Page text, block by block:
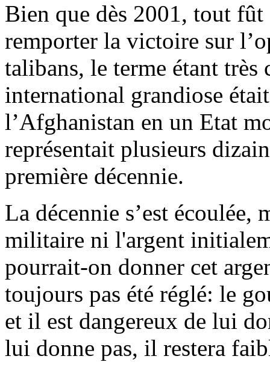
Bien que dès 2001, tout
remporter la victoire sur
talibans, le terme étant
international grandiose
l’Afghanistan en un Etat
représentait plusieurs
première décennie.
La décennie s’est écoulée,
militaire ni l'argent
pourrait-on donner cet
toujours pas été réglé: le
et il est dangereux de lui
lui donne pas, il restera